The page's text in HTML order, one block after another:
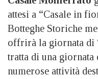
attesi a “Casale in
Botteghe Storiche
offrirà la giornata di
tratta di una
numerose attività